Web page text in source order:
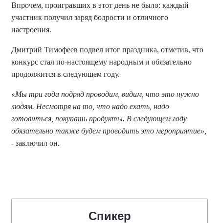
Впрочем, проигравших в этот день не было: каждый
участник получил заряд бодрости и отличного
настроения.
Дмитрий Тимофеев подвел итог праздника, отметив, что
конкурс стал по-настоящему народным и обязательно
продолжится в следующем году.
«Мы три года подряд проводим, видим, что это нужно
людям. Несмотря на то, что надо ехать, надо
готовиться, покупать продукты. В следующем году
обязательно также будем проводить это мероприятие»,
- заключил он.
Спикер